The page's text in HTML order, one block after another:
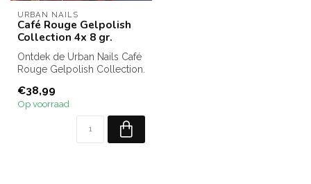
URBAN NAILS
Café Rouge Gelpolish
Collection 4x 8 gr.
Ontdek de Urban Nails Café
Rouge Gelpolish Collection.
€38,99
Op voorraad